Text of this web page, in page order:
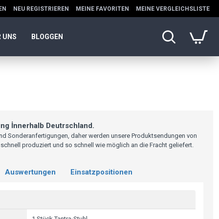
NEU REGISTRIEREN MEINE FAVORITEN MEINE VERGLEICHSLISTE
UNS BLOGGEN
İnnerhalb Deutrschland.
Sonderanfertigungen, daher werden unsere Produktsendungen von
produziert und so schnell wie möglich an die Fracht geliefert.
Auswertungen Einsatzpositionen